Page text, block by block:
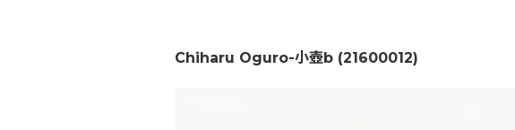
Chiharu Oguro-小壺b (21600012)